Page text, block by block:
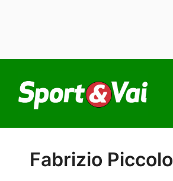
contenuto
Fabrizio Piccolo